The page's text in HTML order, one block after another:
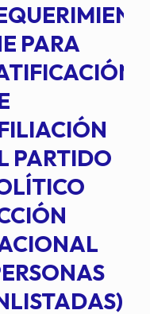
PARA
PARTIDO